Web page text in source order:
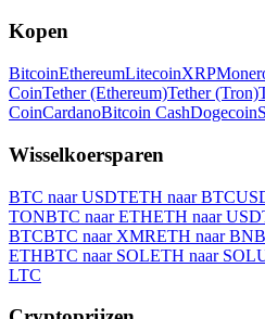
Kopen
BitcoinEthereumLitecoinXRP
CoinTether (Ethereum)Tether (Tron)
CoinCardanoBitcoin CashDogecoin
Wisselkoersparen
BTC naar USDTETH naar BTC
TONBTC naar ETHETH naar
BTCBTC naar XMRETH naar BNB
ETHBTC naar SOLETH naar SOL
LTC